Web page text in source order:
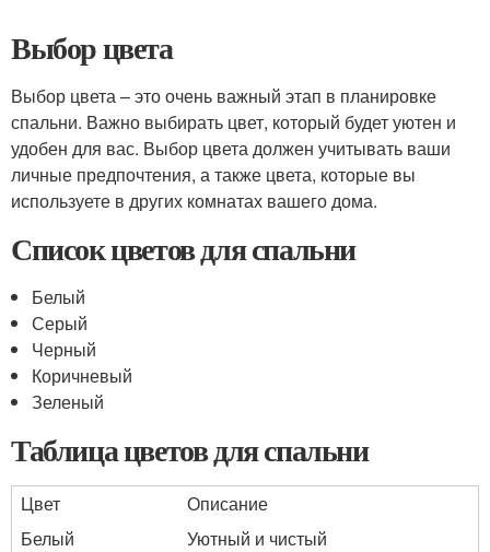
Выбор цвета
Выбор цвета – это очень важный этап в планировке
спальни. Важно выбирать цвет, который будет уютен и
удобен для вас. Выбор цвета должен учитывать ваши
личные предпочтения, а также цвета, которые вы
используете в других комнатах вашего дома.
Список цветов для спальни
Белый
Серый
Черный
Коричневый
Зеленый
Таблица цветов для спальни
Цвет
Описание
Белый
Уютный и чистый